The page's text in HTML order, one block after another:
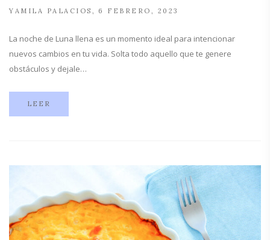
YAMILA PALACIOS 6 FEBRERO, 2023
La noche de Luna llena es un momento ideal para intencionar
nuevos cambios en tu vida. Solta todo aquello que te genere
obstáculos y dejale…
LEER